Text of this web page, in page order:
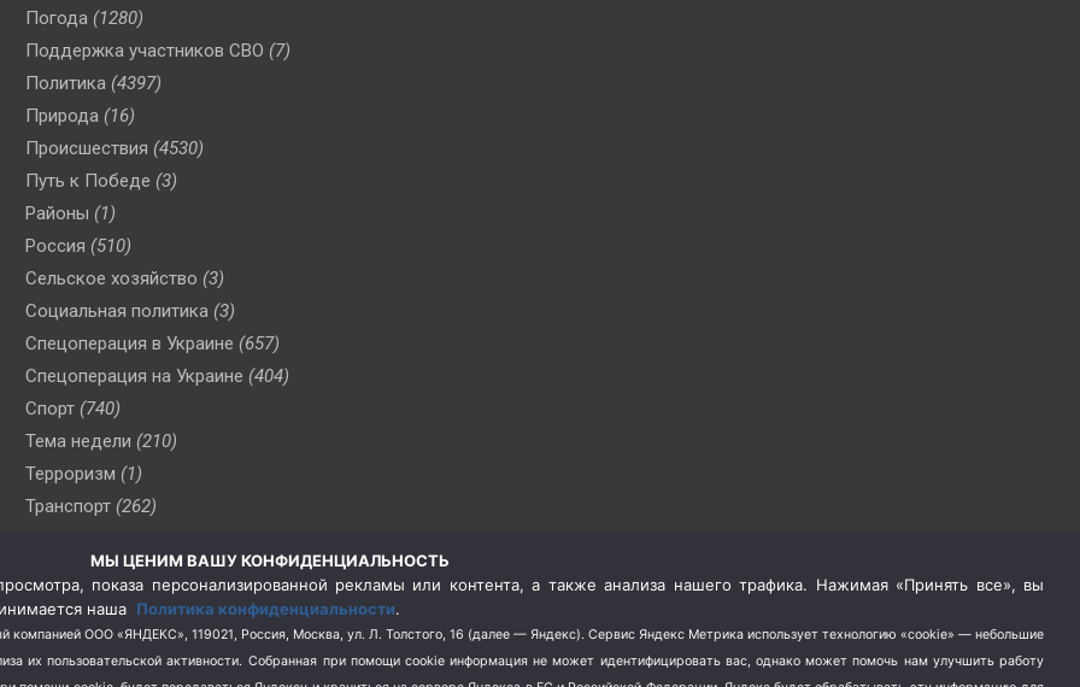
Погода (1280)
Поддержка участников СВО (7)
Политика (4397)
Природа (16)
Происшествия (4530)
Путь к Победе (3)
Районы (1)
Россия (510)
Сельское хозяйство (3)
Социальная политика (3)
Спецоперация в Украине (657)
Спецоперация на Украине (404)
Спорт (740)
Тема недели (210)
Терроризм (1)
Транспорт (262)
(76)
Цены (2)
Школа и спорт (2)
Экология (8)
МЫ ЦЕНИМ ВАШУ КОНФИДЕНЦИАЛЬНОСТЬ
показа персонализированной рекламы или контента, а также анализа нашего трафика. Нажимая «Принять все», вы
наша Политика конфиденциальности.
компанией ООО «ЯНДЕКС», 119021, Россия, Москва, ул. Л. Толстого, 16 (далее — Яндекс). Сервис Яндекс Метрика использует технологию «cookie» — небольшие
их пользовательской активности. Собранная при помощи cookie информация не может идентифицировать вас, однако может помочь нам улучшить работу